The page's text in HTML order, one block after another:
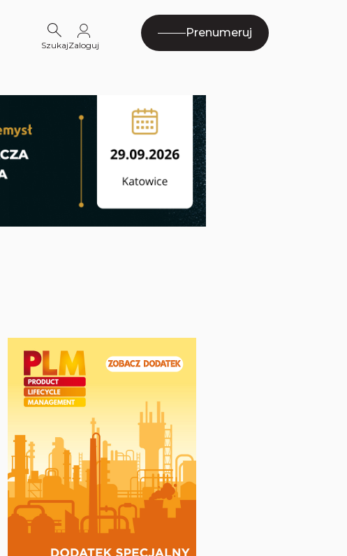
SzukajZaloguj
Prenumeruj